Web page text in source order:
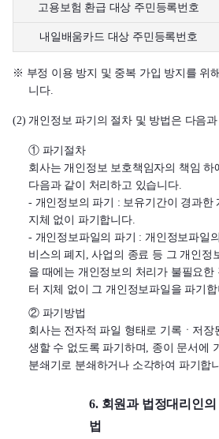
고용보험 환급 대상 주민등록번호
내일배움카드 대상 주민등록번호
※ 부정 이용 방지 및 중복 가입 방지를 위
니다.
(2) 개인정보 파기의 절차 및 방법은 다음과
① 파기절차
회사는 개인정보 보호책임자의 책임
다음과 같이 처리하고 있습니다.
- 개인정보의 파기 : 보유기간이 경과한
지체 없이 파기합니다.
- 개인정보파일의 파기 : 개인정보파일
비스의 폐지, 사업의 종료 등 그 개인정
을 때에는 개인정보의 처리가 불필요한
터 지체 없이 그 개인정보파일을 파기합
② 파기방법
회사는 전자적 파일 형태로 기록ㆍ저장
생할 수 없도록 파기하며, 종이 문서에
분쇄기로 분쇄하거나 소각하여 파기합
6. 회원과 법정대리인
법